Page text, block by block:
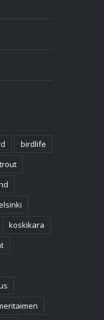
birdlife
koskikara